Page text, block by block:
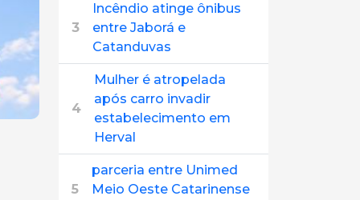
3
Incêndio atinge ônibus
entre Jaborá e
Catanduvas
4
Mulher é atropelada
após carro invadir
estabelecimento em
Herval
5
parceria entre Unimed
Meio Oeste Catarinense